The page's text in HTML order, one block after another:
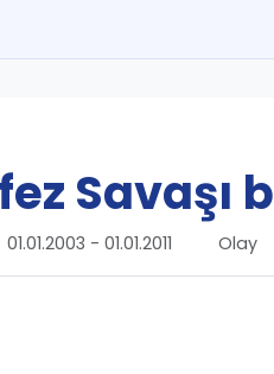
Savaşı
01.01.2003 - 01.01.2011 Olay